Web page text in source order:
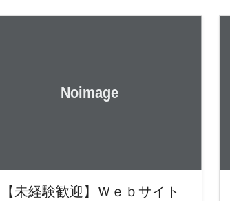
【未経験歓迎】Ｗｅｂサイト